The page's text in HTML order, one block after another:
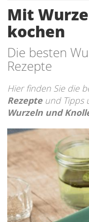
Mit
kochen
Die besten
Rezepte
Hier finden Sie die
Rezepteund Tipps
Wurzeln und